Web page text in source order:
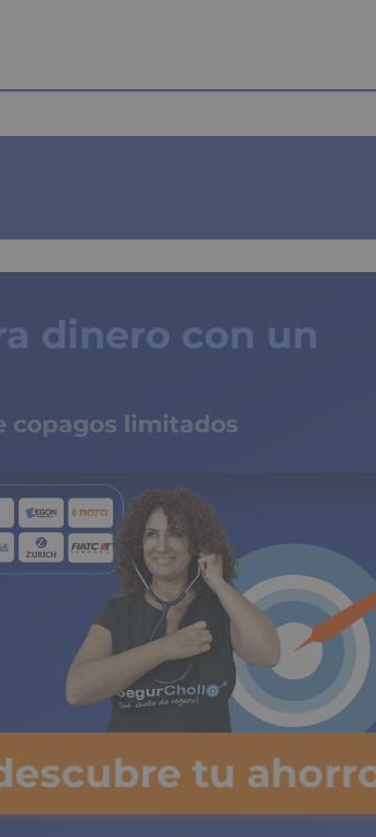
dinero con un
de copagos limitados
tu